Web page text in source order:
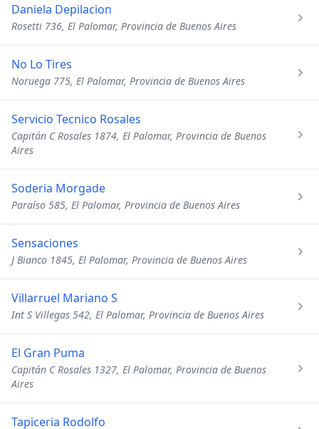
Daniela Depilacion
Rosetti 736, El Palomar, Provincia de Buenos Aires
No Lo Tires
Noruega 775, El Palomar, Provincia de Buenos Aires
Servicio Tecnico Rosales
Capitán C Rosales 1874, El Palomar, Provincia de Buenos
Aires
Soderia Morgade
Paraíso 585, El Palomar, Provincia de Buenos Aires
Sensaciones
J Bianco 1845, El Palomar, Provincia de Buenos Aires
Villarruel Mariano S
Int S Villegas 542, El Palomar, Provincia de Buenos Aires
El Gran Puma
Capitán C Rosales 1327, El Palomar, Provincia de Buenos
Aires
Tapiceria Rodolfo